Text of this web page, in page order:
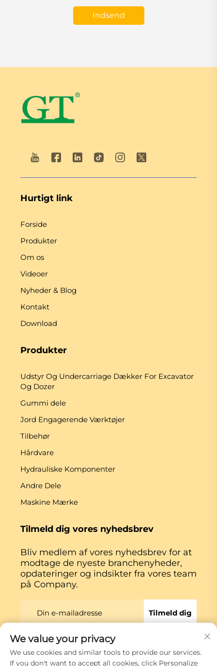
Indsend
Hurtigt link
Forside
Produkter
Om os
Videoer
Nyheder & Blog
Kontakt
Download
Produkter
Udstyr Og Undercarriage Dækker For Excavator
Og Dozer
Gummi dele
Jord Engagerende Værktøjer
Tilbehør
Hårdvare
Hydrauliske Komponenter
Andre Dele
Maskine Mærke
Tilmeld dig vores nyhedsbrev
Bliv medlem af vores nyhedsbrev for at
modtage de nyeste branchenyheder,
opdateringer og indsikter fra vores team
på Company.
Tilmeld dig
Copyright © Xiamen Globe Machine Co.,ltd.
Privatlivspolitik
We value your privacy
We use cookies and similar tools to provide our services.
If you don't want to accept all cookies, click Personalize